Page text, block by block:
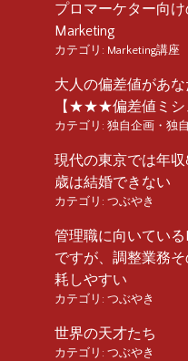
プロマーケター向
Marketing
カテゴリ: Marketing講座
大人の偏差値があ
【★★★偏差値ミ
カテゴリ: 独自企画・独
現代の東京では年
歳は結婚できない
カテゴリ: つぶやき
管理職に向いてい
ですが、調整業務
耗しやすい
カテゴリ: つぶやき
世界の天才たち
カテゴリ: つぶやき